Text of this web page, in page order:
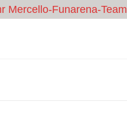
Mercello-Funarena-Team